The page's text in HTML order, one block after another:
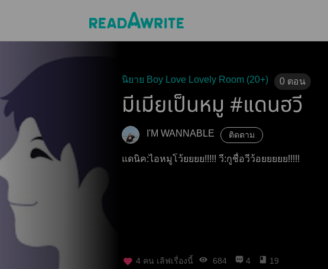
นิยาย Boy Love Lovely Room (20+) 0 ตอน
มีเมียเป็นหมู #แดนฮวี
I'M WANNABLE ติดตาม
แดนิค:ไอหมูโว้ยยยย!!!!! วี:กูชื่อวีว้อยยยยย!!!!!
4 คน เลิฟเรื่องนี้ 684 4 19